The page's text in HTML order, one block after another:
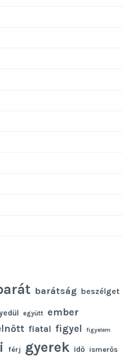
barátság beszélget
együtt ember
fiatal figyel figyelem
férj gyerek idő ismerős